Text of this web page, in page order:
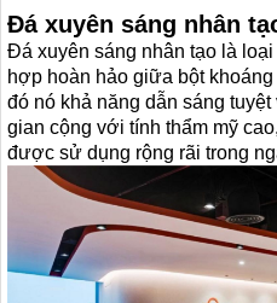
Đá xuyên sáng nhân
Đá xuyên sáng nhân tạo là
hợp hoàn hảo giữa bột
đó nó khả năng dẫn sáng
gian cộng với tính thẩm mỹ
được sử dụng rộng rãi trong